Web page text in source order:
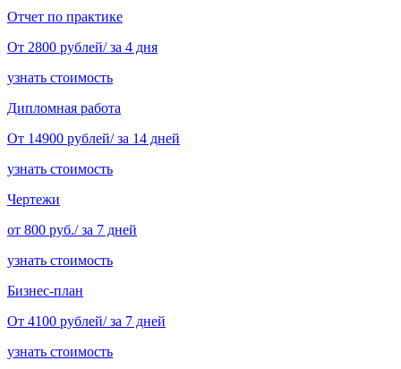
Отчет по практике
От 2800 рублей/ за 4 дня
узнать стоимость
Дипломная работа
От 14900 рублей/ за 14 дней
узнать стоимость
Чертежи
от 800 руб./ за 7 дней
узнать стоимость
Бизнес-план
От 4100 рублей/ за 7 дней
узнать стоимость